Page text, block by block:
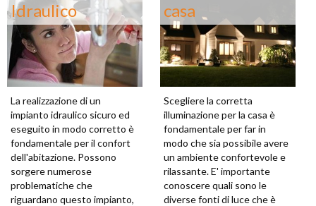
Idraulico
La realizzazione di un
impianto idraulico sicuro ed
eseguito in modo corretto è
fondamentale per il confort
dell'abitazione. Possono
sorgere numerose
problematiche che
riguardano questo impianto,
casa
Scegliere la corretta
illuminazione per la casa è
fondamentale per far in
modo che sia possibile avere
un ambiente confortevole e
rilassante. E' importante
conoscere quali sono le
diverse fonti di luce che è